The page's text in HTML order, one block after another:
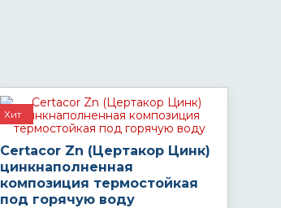
Хит
Certacor Zn (Цертакор Цинк)
цинкнаполненная
композиция термостойкая
под горячую воду